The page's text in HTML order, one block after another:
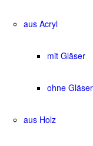
aus Acryl
mit Gläser
ohne Gläser
aus Holz